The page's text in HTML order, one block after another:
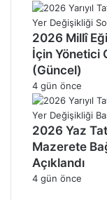
2026 Millî
İçin Yönetici
(Güncel)
4 gün önce
2026 Yaz
Mazerete
Açıklandı
4 gün önce